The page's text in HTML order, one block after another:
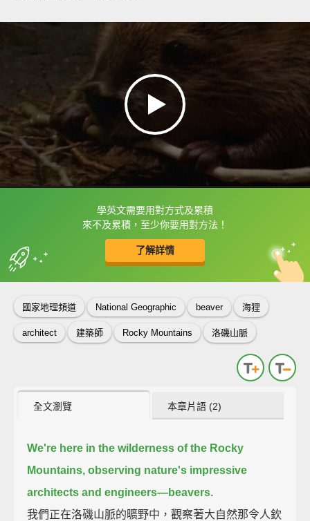
學英文需要用對方式及累積
來不及累積，至少你要用對方法！
了解詳情
框選或點兩下字幕可以直接查字典喔！
收錄佳句 中
英
國家地理頻道 National Geographic beaver 海狸
architect 建築師 Rocky Mountains 洛磯山脈
全文瀏覽 本章片語 (2)
We're here in the wilderness of the Rocky
Mountains, observing nature's impressive
architects and engineers—beavers.
我們正在洛磯山脈的曠野中，觀察著大自然那令人欽